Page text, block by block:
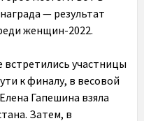
— результат
женщин-2022.
встретились участницы
к финалу, в весовой
Гапешина взяла
Затем, в